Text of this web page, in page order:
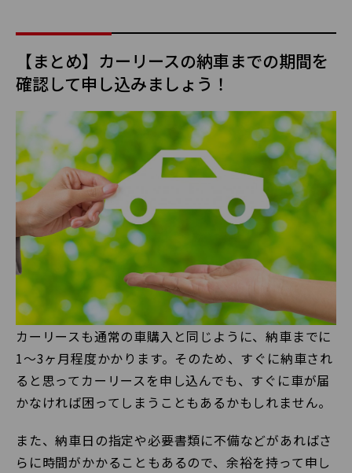
【まとめ】カーリースの納車までの期間を
確認して申し込みましょう！
カーリースも通常の車購入と同じように、納車までに
1〜3ヶ月程度かかります。そのため、すぐに納車され
ると思ってカーリースを申し込んでも、すぐに車が届
かなければ困ってしまうこともあるかもしれません。
また、納車日の指定や必要書類に不備などがあればさ
らに時間がかかることもあるので、余裕を持って申し